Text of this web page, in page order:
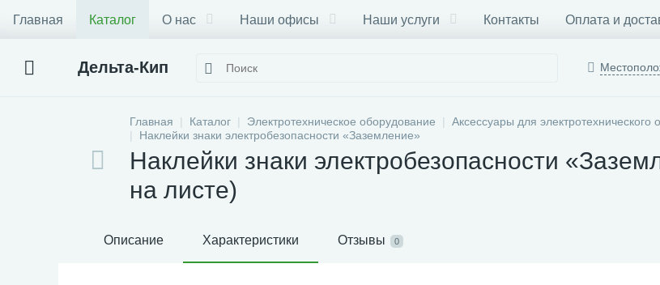
Главная Каталог О нас Наши офисы Наши услуги Контакты Оплата и
Дельта-Кип
Главная Каталог Электротехническое оборудование
Аксессуары для электротехнического
Наклейки знаки электробезопасности «Заземление»
Наклейки знаки электробезопасности
на листе)
Описание Характеристики Отзывы 0